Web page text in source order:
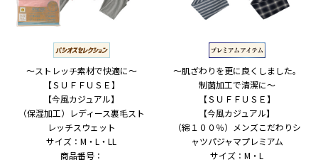
～ストレッチ素材で快適に～
【ＳＵＦＦＵＳＥ】
【今風カジュアル】
（保湿加工）レディース裏毛スト
レッチスウェット
サイズ：M・L・LL
商品番号：
～肌ざわりを更に良くしました。
制菌加工で清潔に～
【ＳＵＦＦＵＳＥ】
【今風カジュアル】
（綿１００％）メンズこだわりシ
ャツパジャマプレミアム
サイズ：M・L